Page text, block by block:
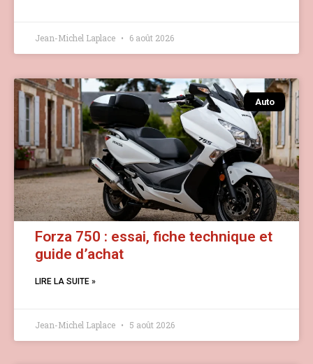
Jean-Michel Laplace 6 août 2026
Auto
Forza 750 : essai, fiche technique et
guide d’achat
LIRE LA SUITE »
Jean-Michel Laplace 5 août 2026